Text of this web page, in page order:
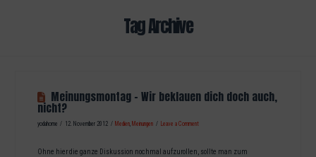
Tag Archive
Meinungsmontag – Wir beklauen dich doch auch,
nicht?
yodahome 12. November 2012 Medien, Meinungen Leave a Comment
Ohne hier die ganze Diskussion nochmal aufzurollen, sollte man zum